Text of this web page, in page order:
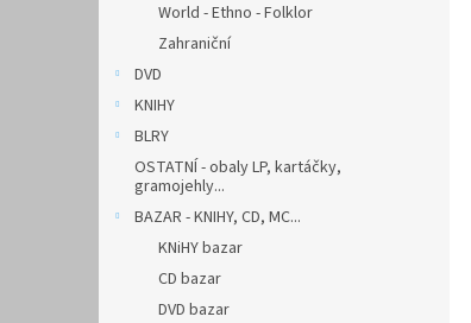
World - Ethno - Folklor
Zahraniční
DVD
KNIHY
BLRY
OSTATNÍ - obaly LP, kartáčky,
gramojehly...
BAZAR - KNIHY, CD, MC...
KNiHY bazar
CD bazar
DVD bazar